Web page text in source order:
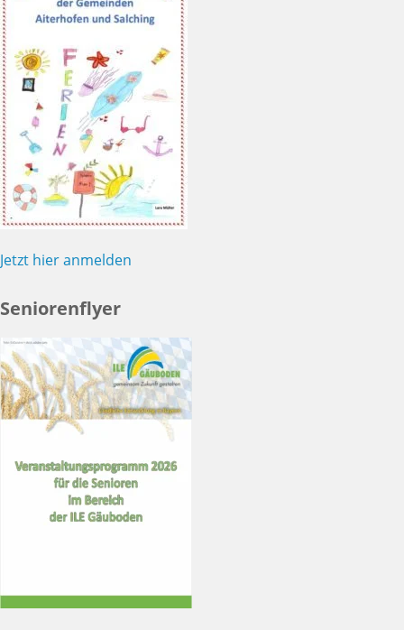
Jetzt hier anmelden
Seniorenflyer